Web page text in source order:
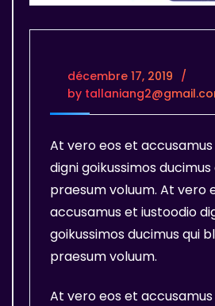
décembre 17, 2019
by
At vero eos et
digni goikussimos
praesum voluum. At vero
accusamus et iustoodio
goikussimos ducimus qui
praesum voluum.
At vero eos et